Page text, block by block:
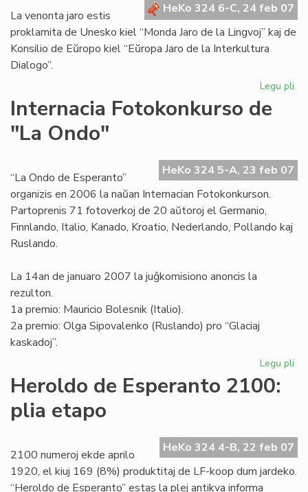
HeKo 324 6-C, 24 feb 07
La venonta jaro estis
proklamita de Unesko kiel “Monda Jaro de la Lingvoj” kaj de
Konsilio de Eŭropo kiel “Eŭropa Jaro de la Interkultura
Dialogo”.
Legu pli
la
Internacia Fotokonkurso de
"La Ondo"
HeKo 324 5-A, 23 feb 07
“La Ondo de Esperanto”
organizis en 2006 la naŭan Internacian Fotokonkurson.
Partoprenis 71 fotoverkoj de 20 aŭtoroj el Germanio,
Finnlando, Italio, Kanado, Kroatio, Nederlando, Pollando kaj
Ruslando.
La 14an de januaro 2007 la juĝkomisiono anoncis la
rezulton.
1a premio: Mauricio Bolesnik (Italio).
2a premio: Olga Sipovalenko (Ruslando) pro “Glaciaj
kaskadoj”.
Legu pli
Heroldo de Esperanto 2100:
plia etapo
HeKo 324 4-B, 22 feb 07
2100 numeroj ekde aprilo
1920, el kiuj 169 (8%) produktitaj de LF-koop dum jardeko.
“Heroldo de Esperanto” estas la plej antikva informa